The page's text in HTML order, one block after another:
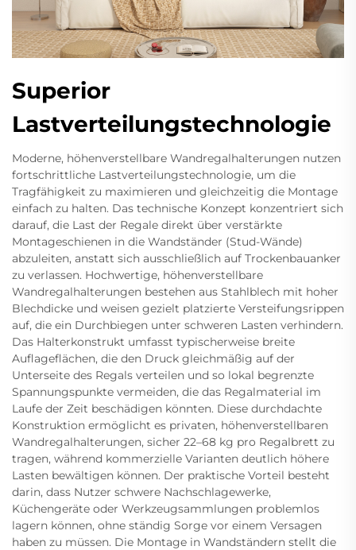
Superior
Lastverteilungstechnologie
Moderne, höhenverstellbare Wandregalhalterungen nutzen
fortschrittliche Lastverteilungstechnologie, um die
Tragfähigkeit zu maximieren und gleichzeitig die Montage
einfach zu halten. Das technische Konzept konzentriert sich
darauf, die Last der Regale direkt über verstärkte
Montageschienen in die Wandständer (Stud-Wände)
abzuleiten, anstatt sich ausschließlich auf Trockenbauanker
zu verlassen. Hochwertige, höhenverstellbare
Wandregalhalterungen bestehen aus Stahlblech mit hoher
Blechdicke und weisen gezielt platzierte Versteifungsrippen
auf, die ein Durchbiegen unter schweren Lasten verhindern.
Das Halterkonstrukt umfasst typischerweise breite
Auflageflächen, die den Druck gleichmäßig auf der
Unterseite des Regals verteilen und so lokal begrenzte
Spannungspunkte vermeiden, die das Regalmaterial im
Laufe der Zeit beschädigen könnten. Diese durchdachte
Konstruktion ermöglicht es privaten, höhenverstellbaren
Wandregalhalterungen, sicher 22–68 kg pro Regalbrett zu
tragen, während kommerzielle Varianten deutlich höhere
Lasten bewältigen können. Der praktische Vorteil besteht
darin, dass Nutzer schwere Nachschlagewerke,
Küchengeräte oder Werkzeugsammlungen problemlos
lagern können, ohne ständig Sorge vor einem Versagen
haben zu müssen. Die Montage in Wandständern stellt die